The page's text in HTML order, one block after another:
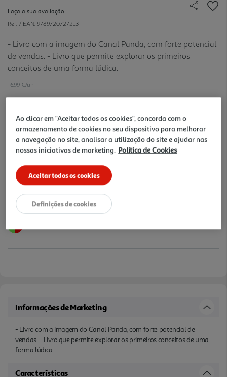
Faça a sua avaliação
Ref. / EAN: 9789720727213
- Livro com a imagem do Canal Panda, com forte potencial
de vendas. - Livro que permite explorar os primeiros
conceitos de uma forma lúdica.
6.99 €/un
6,99 €
Notas de preparação
Informações de Marketing
- Livro com a imagem do Canal Panda, com forte potencial de
vendas. - Livro que permite explorar os primeiros conceitos de uma
forma lúdica.
Características
Ao clicar em "Aceitar todos os cookies", concorda com o
armazenamento de cookies no seu dispositivo para melhorar
a navegação no site, analisar a utilização do site e ajudar nas
nossas iniciativas de marketing. Política de Cookies
Aceitar todos os cookies
Definições de cookies